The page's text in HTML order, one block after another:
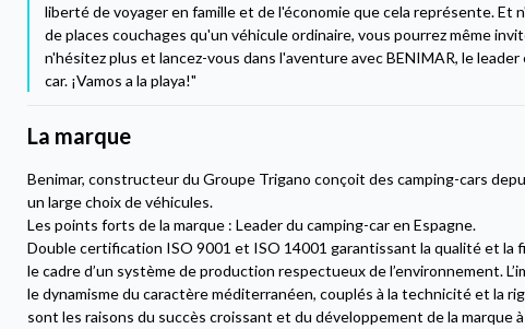
liberté de voyager en famille et de l'économie que cela représente. Et
de places couchages qu'un véhicule ordinaire, vous pourrez même
n'hésitez plus et lancez-vous dans l'aventure avec BENIMAR, le leader
car. ¡Vamos a la playa!"
La marque
Benimar, constructeur du Groupe Trigano conçoit des camping-cars
un large choix de véhicules.
Les points forts de la marque : Leader du camping-car en Espagne.
Double certification ISO 9001 et ISO 14001 garantissant la qualité et la
le cadre d’un système de production respectueux de l’environnement.
le dynamisme du caractère méditerranéen, couplés à la technicité et la
sont les raisons du succès croissant et du développement de la marque